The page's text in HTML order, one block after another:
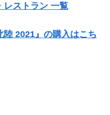
レストラン 一覧
陸 2021』の購入はこち